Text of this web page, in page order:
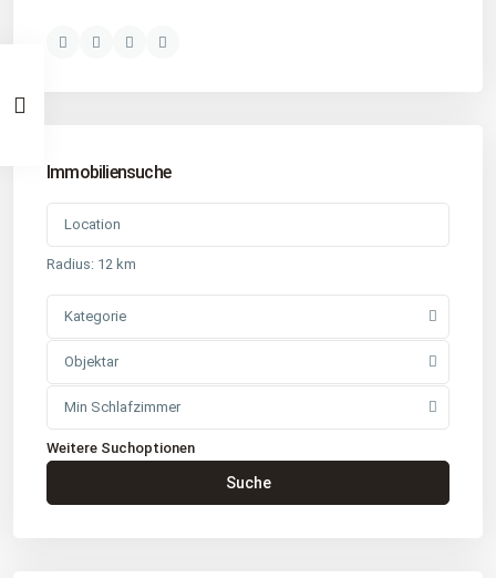
Immobiliensuche
Radius: 12 km
Kategorie
Objektar
Min Schlafzimmer
Weitere Suchoptionen
Suche
Kontakt
: Buchholz in der Nordheide